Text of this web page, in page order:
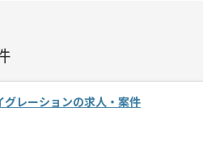
バテックでの実績がある企業の案件で
経験と実績に応じてスライド案件の
グレーションの求人・案件